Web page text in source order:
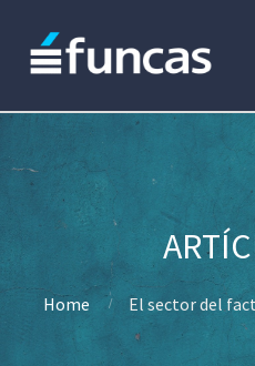
Home El sector del